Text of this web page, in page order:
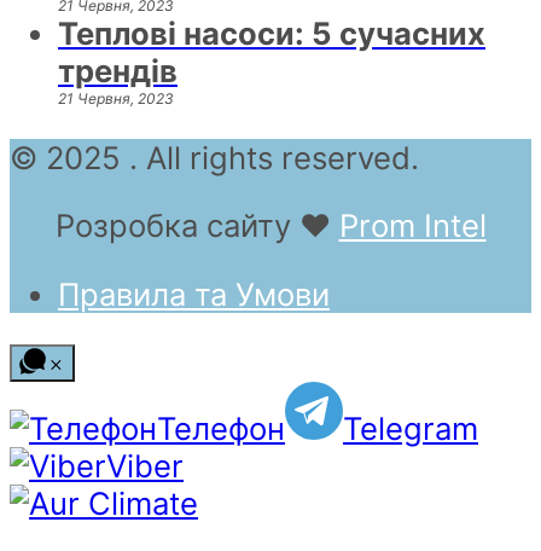
21 Червня, 2023
Теплові насоси: 5 сучасних
трендів
21 Червня, 2023
© 2025 . All rights reserved.
Розробка сайту ❤ Prom Intel
Правила та Умови
Телефон
Telegram
Viber